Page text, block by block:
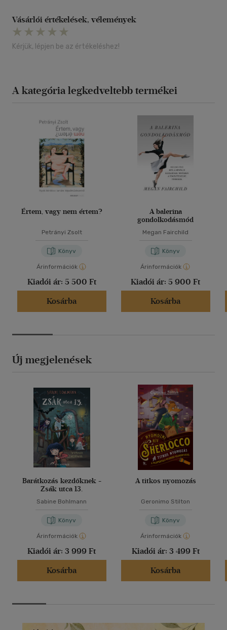
Vásárlói értékelések, vélemények
Kérjük, lépjen be az értékeléshez!
A kategória legkedveltebb termékei
Értem, vagy nem értem?
Petrányi Zsolt
Könyv
Árinformációk
Kiadói ár: 5 500 Ft
Kosárba
A balerina
gondolkodásmód
Megan Fairchild
Könyv
Árinformációk
Kiadói ár: 5 900 Ft
Kosárba
Új megjelenések
Barátkozás kezdőknek -
Zsák utca 13.
Sabine Bohlmann
Könyv
Árinformációk
Kiadói ár: 3 999 Ft
Kosárba
A titkos nyomozás
Geronimo Stilton
Könyv
Árinformációk
Kiadói ár: 3 499 Ft
Kosárba